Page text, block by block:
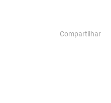
Compartilhar